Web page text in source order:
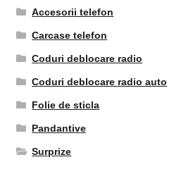
Accesorii telefon
Carcase telefon
Coduri deblocare radio
Coduri deblocare radio auto
Folie de sticla
Pandantive
Surprize